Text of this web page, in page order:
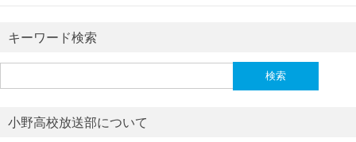
キーワード検索
索:
小野高校放送部について